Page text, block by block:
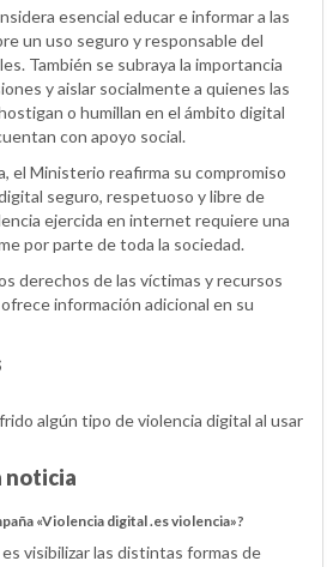
esencial educar e informar a las
un uso seguro y responsable del
También se subraya la importancia
y aislar socialmente a quienes las
o humillan en el ámbito digital
con apoyo social.
el Ministerio reafirma su compromiso
seguro, respetuoso y libre de
ejercida en internet requiere una
por parte de toda la sociedad.
derechos de las víctimas y recursos
información adicional en su
algún tipo de violencia digital al usar
noticia
«Violencia digital .es violencia»?
visibilizar las distintas formas de